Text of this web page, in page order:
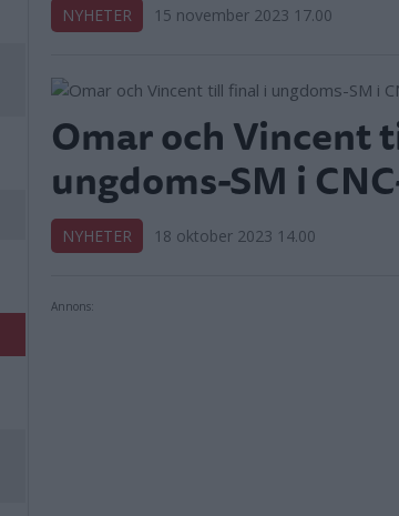
NYHETER 15 november 2023 17.00
Omar och Vincent
ungdoms-SM i
NYHETER 18 oktober 2023 14.00
Annons: